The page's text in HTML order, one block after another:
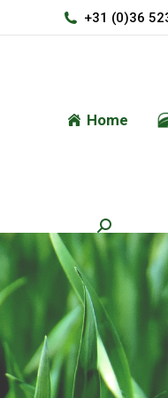
+31 (0)36
Home
Search: